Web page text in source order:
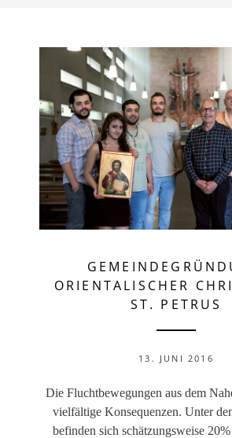
ORIENTALISCHER
ST. PETRUS
13. JUNI 2016
Die Fluchtbewegungen aus dem
vielfältige Konsequenzen. Unter
befinden sich schätzungsweise